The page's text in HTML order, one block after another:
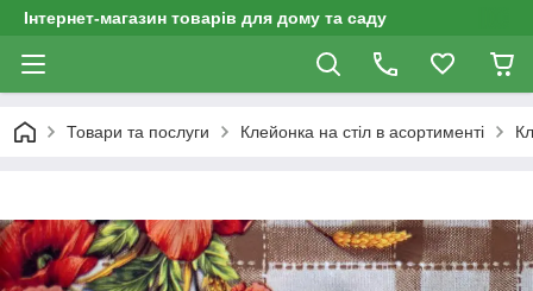
Інтернет-магазин товарів для дому та саду
Товари та послуги Клейонка на стіл в асортименті